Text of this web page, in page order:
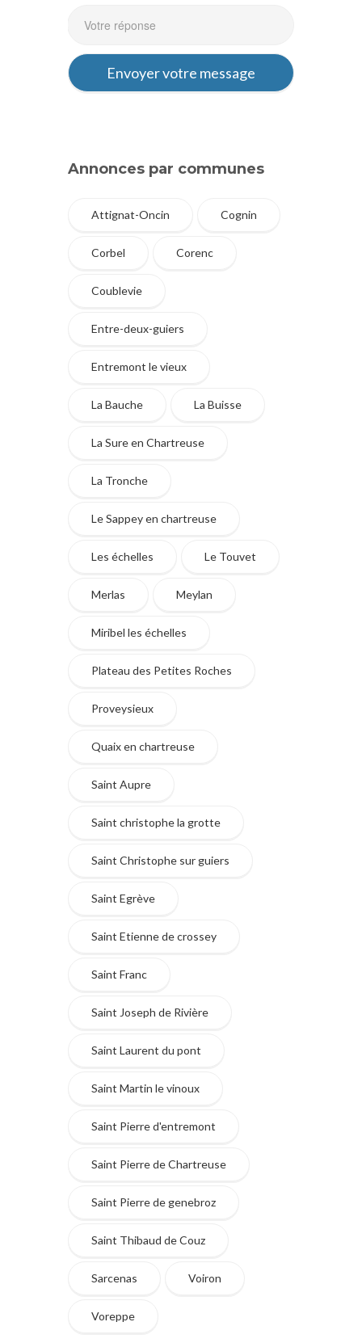
Annonces par communes
Attignat-Oncin Cognin
Corbel Corenc
Coublevie
Entre-deux-guiers
Entremont le vieux
La Bauche La Buisse
La Sure en Chartreuse
La Tronche
Le Sappey en chartreuse
Les échelles Le Touvet
Merlas Meylan
Miribel les échelles
Plateau des Petites Roches
Proveysieux
Quaix en chartreuse
Saint Aupre
Saint christophe la grotte
Saint Christophe sur guiers
Saint Egrève
Saint Etienne de crossey
Saint Franc
Saint Joseph de Rivière
Saint Laurent du pont
Saint Martin le vinoux
Saint Pierre d'entremont
Saint Pierre de Chartreuse
Saint Pierre de genebroz
Saint Thibaud de Couz
Sarcenas Voiron
Voreppe